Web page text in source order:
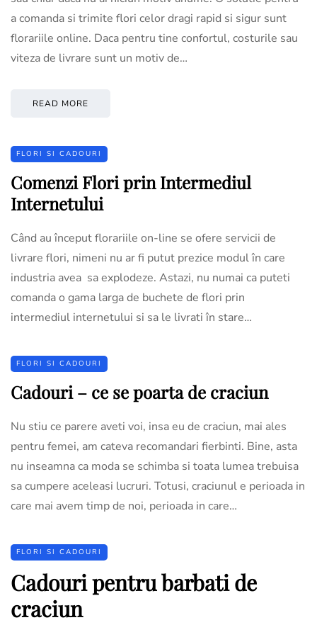
a comanda si trimite flori celor dragi rapid si sigur sunt
florariile online. Daca pentru tine confortul, costurile sau
viteza de livrare sunt un motiv de…
READ MORE
FLORI SI CADOURI
Comenzi Flori prin Intermediul
Internetului
Când au început florariile on-line se ofere servicii de
livrare flori, nimeni nu ar fi putut prezice modul în care
industria avea sa explodeze. Astazi, nu numai ca puteti
comanda o gama larga de buchete de flori prin
intermediul internetului si sa le livrati în stare…
FLORI SI CADOURI
Cadouri – ce se poarta de craciun
Nu stiu ce parere aveti voi, insa eu de craciun, mai ales
pentru femei, am cateva recomandari fierbinti. Bine, asta
nu inseamna ca moda se schimba si toata lumea trebuisa
sa cumpere aceleasi lucruri. Totusi, craciunul e perioada in
care mai avem timp de noi, perioada in care…
FLORI SI CADOURI
Cadouri pentru barbati de
craciun